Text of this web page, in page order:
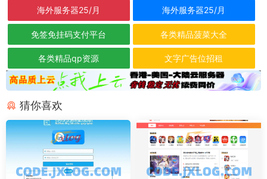
海外服务器25/月 海外服务器25/月
免签免挂码支付平台 各类精品菠菜大全
各类精品qp资源 文字广告位招租
猜你喜欢